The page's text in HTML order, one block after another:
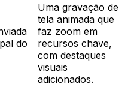
do
Uma gravação de
tela animada que
faz zoom em
recursos chave,
com destaques
visuais
adicionados.